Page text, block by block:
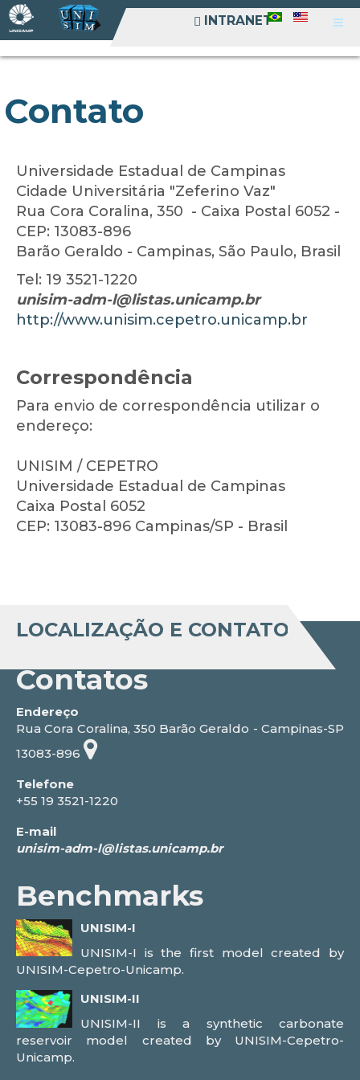
INTRANET
INTRANET
Contato
Universidade Estadual de Campinas
Cidade Universitária "Zeferino Vaz"
Rua Cora Coralina, 350 - Caixa Postal 6052 -
CEP: 13083-896
Barão Geraldo - Campinas, São Paulo, Brasil
Tel: 19 3521-1220
http://www.unisim.cepetro.unicamp.br
Correspondência
Para envio de correspondência utilizar o
endereço:
UNISIM / CEPETRO
Universidade Estadual de Campinas
Caixa Postal 6052
CEP: 13083-896 Campinas/SP - Brasil
LOCALIZAÇÃO E CONTATO
Contatos
Endereço
Rua Cora Coralina, 350 Barão Geraldo - Campinas-SP
13083-896
Telefone
+55 19 3521-1220
E-mail
Benchmarks
UNISIM-I
UNISIM-I is the first model created by
UNISIM-Cepetro-Unicamp.
UNISIM-II
UNISIM-II is a synthetic carbonate
reservoir model created by UNISIM-Cepetro-
Unicamp.